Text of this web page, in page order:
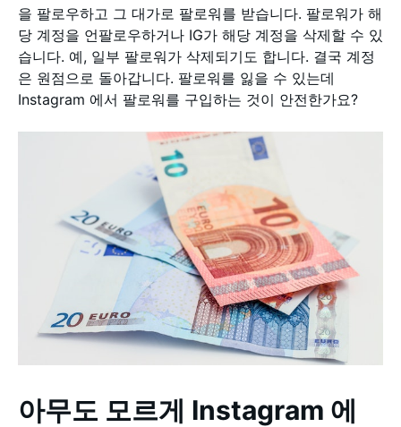
을 팔로우하고 그 대가로 팔로워를 받습니다. 팔로워가 해
당 계정을 언팔로우하거나 IG가 해당 계정을 삭제할 수 있
습니다. 예, 일부 팔로워가 삭제되기도 합니다. 결국 계정
은 원점으로 돌아갑니다. 팔로워를 잃을 수 있는데
Instagram 에서 팔로워를 구입하는 것이 안전한가요?
아무도 모르게 Instagram 에